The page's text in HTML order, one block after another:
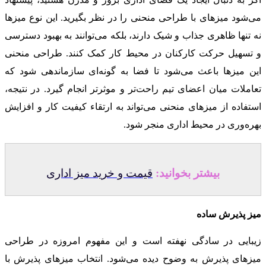
می‌شود میزهای با طراحی منحنی را در نظر بگیرید. این نوع میزها
نه تنها ظاهری جذاب و شیک دارند، بلکه می‌توانند به بهبود دسترسی
و تسهیل حرکت کارکنان در محیط کار کمک کنند. طراحی منحنی
این میزها باعث می‌شود تا فضا به گونه‌ای سازماندهی شود که
تعاملات میان اعضای تیم راحت‌تر و موثرتر انجام گیرد. در نتیجه،
استفاده از میزهای منحنی می‌تواند به ارتقاء کیفیت کار و افزایش
بهره‌وری در محیط اداری منجر شود.
بیشتر بخوانید: قیمت و خرید میز اداری
میز پذیرش ساده
زیبایی در سادگی نهفته است و این مفهوم امروزه در طراحی
میزهای پذیرش به وضوح دیده می‌شود. انتخاب میزهای پذیرش با